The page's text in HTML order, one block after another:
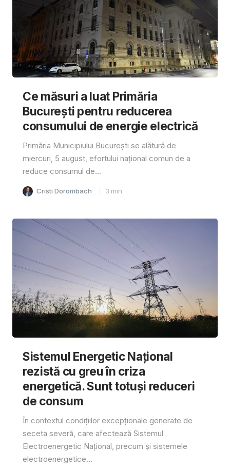
Ce măsuri a luat Primăria
București pentru reducerea
consumului de energie electrică
Primăria Municipiului București se alătură de
miercuri, 5 august, efortului național comun de a
reduce consumul de...
Cristi Dorombach 3 min
Sistemul Energetic Național
rezistă cu greu în criza
energetică. Sunt totuși reduceri
de consum
În contextul condițiilor excepționale generate de
seceta severã, care afecteazã Sistemul
Electroenergetic Național, precum și sistemele
electroenergetice...